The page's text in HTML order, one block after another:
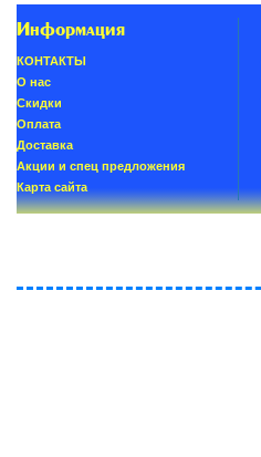
Информация
КОНТАКТЫ
О нас
Скидки
Oплатa
Доставка
Акции и спец предложения
Карта сайта